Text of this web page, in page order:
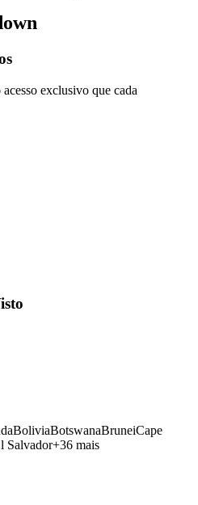
exclusivo que cada
BoliviaBotswanaBruneiCape
Salvador+36 mais